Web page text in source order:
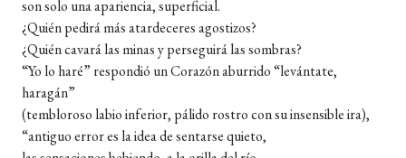
son solo una apariencia, superficial.
¿Quién pedirá más atardeceres agostizos?
¿Quién cavará las minas y perseguirá las sombras?
“Yo lo haré” respondió un Corazón aburrido “levántate,
haragán”
(tembloroso labio inferior, pálido rostro con su insensible ira),
“antiguo error es la idea de sentarse quieto,